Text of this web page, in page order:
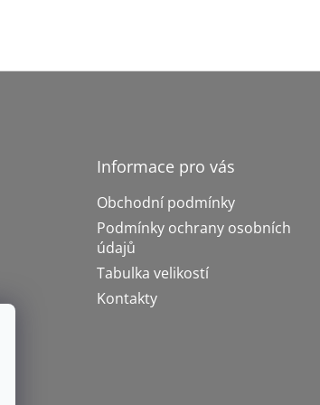
Informace pro vás
Obchodní podmínky
Podmínky ochrany osobních
údajů
Tabulka velikostí
Kontakty